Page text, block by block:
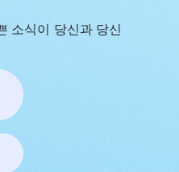
님을 정죄해 하나님을 믿
런데 저는 이런 고통을
모르고 미련했습니다!
론 정당의 체포와 핍박,
발표하셨고, 인류를 구
통을 받았다고 해서 바로
를 얻기 위해 고통 받고
소식이 당신과 당신